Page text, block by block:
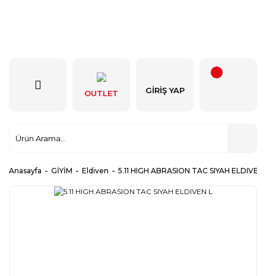
OUTLET GIRIŞ YAP
Anasayfa GİYİM Eldiven 5.11 HIGH ABRASION TAC SIYAH ELDIVEN